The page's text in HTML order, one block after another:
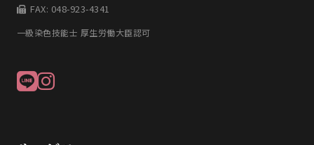
FAX: 048-923-4341
一級染色技能士 厚生労働大臣認可